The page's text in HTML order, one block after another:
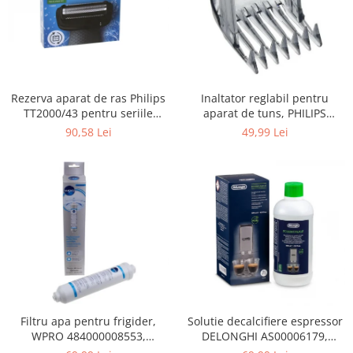
Gaming, Carti & Birotica
Birotica & Papetarie
Accesorii aparate de ras electrice
Accesorii aparate hair styling
Aparate & Accesorii ingrijire
Aparate cosmetice
Articole Sanatate si Wellness
Consumabile sanitare
Cosmetice si produse ingrijire
personala
Igiena dentara
Jucarii, Copii & Bebe
Camera copilului
Hrana bebelusi
Rezerva aparat de ras Philips
TT2000/43 pentru seriile
Bodygroom 3000/5000/7000 si
90,58 Lei
Inaltator reglabil pentru
aparat de tuns, PHILIPS
422203633281, 3-15 mm,
49,99 Lei
Filtru apa pentru frigider,
WPRO 484000008553,
Solutie decalcifiere espressor
DELONGHI AS00006179,